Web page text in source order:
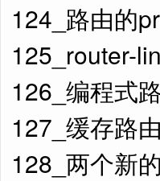
124_路由的
125_router-
126_编程式
127_缓存路
128_两个新